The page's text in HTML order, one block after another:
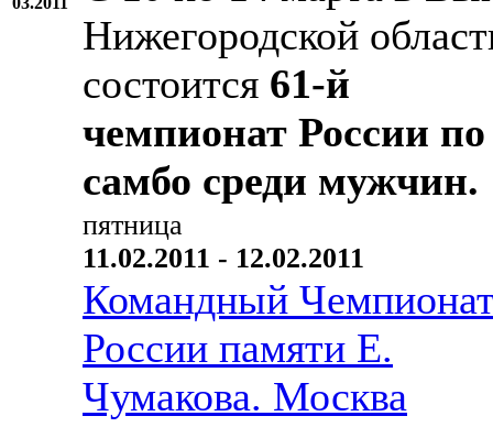
Нижегородской
состоится 61-й
чемпионат России по
самбо среди мужчин.
пятница
11.02.2011 - 12.02.2011
Командный
России памяти Е.
Чумакова. Москва